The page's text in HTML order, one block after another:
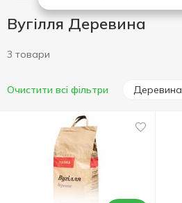
Вугілля Деревина
3 товари
Очистити всі фільтри Деревина